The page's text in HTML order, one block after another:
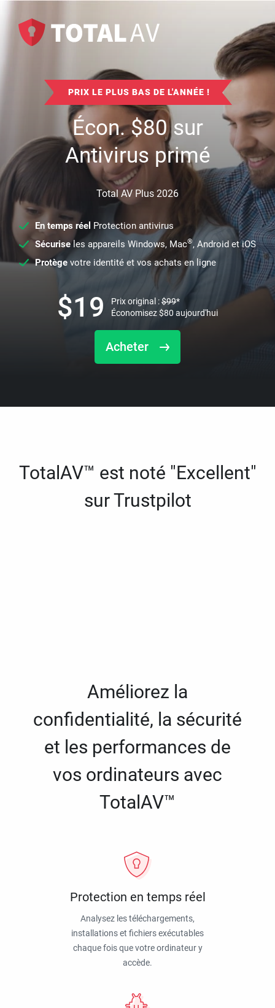
PRIX LE PLUS BAS DE L'ANNÉE !
Écon.$80sur
Antivirus primé
Total AV Plus 2026
En temps réel Protection antivirus
Sécuriseles appareils Windows, Mac®, Android et iOS
Protège votre identité et vos achats en ligne
Acheter
$19 Prix original :$99*
Économisez$80 aujourd'hui
TotalAV™ est noté "Excellent"
sur Trustpilot
Améliorez la
confidentialité, la sécurité
et les performances de
vos ordinateurs avec
TotalAV™
Protection en temps réel
Analysez les téléchargements,
installations et fichiers exécutables
chaque fois que votre ordinateur y
accède.